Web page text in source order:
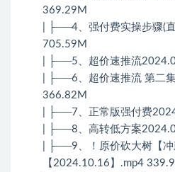
369.29M
| ├──4、强付费实操步骤(
705.59M
| ├──5、超价速推流
| ├──6、超价速推流 第二
366.82M
| ├──7、正常版强付费
| ├──8、高转低方案
| ├──9、！原价砍大树【冲
【2024.10.16】.mp4